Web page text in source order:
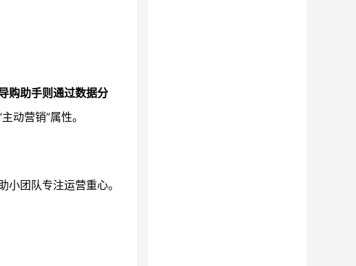
购助手则通过数据分
动营销”属性。
小团队专注运营重心。